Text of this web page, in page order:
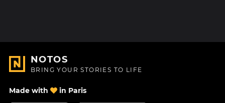
NOTOS
BRING YOUR STORIES TO LIFE
Made with in Paris